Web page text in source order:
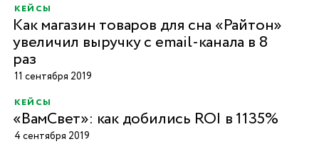
кейсы
Как магазин товаров для сна «Райтон»
увеличил выручку с email-канала в 8
раз
11 сентября 2019
кейсы
«ВамСвет»: как добились ROI в 1135%
4 сентября 2019